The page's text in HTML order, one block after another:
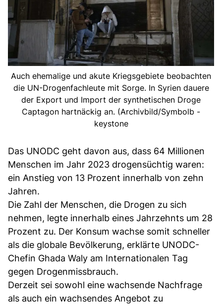
Auch ehemalige und akute Kriegsgebiete beobachten
die UN-Drogenfachleute mit Sorge. In Syrien dauere
der Export und Import der synthetischen Droge
Captagon hartnäckig an. (Archivbild/Symbolb -
keystone
Das UNODC geht davon aus, dass 64 Millionen
Menschen im Jahr 2023 drogensüchtig waren:
ein Anstieg von 13 Prozent innerhalb von zehn
Jahren.
Die Zahl der Menschen, die Drogen zu sich
nehmen, legte innerhalb eines Jahrzehnts um 28
Prozent zu. Der Konsum wachse somit schneller
als die globale Bevölkerung, erklärte UNODC-
Chefin Ghada Waly am Internationalen Tag
gegen Drogenmissbrauch.
Derzeit sei sowohl eine wachsende Nachfrage
als auch ein wachsendes Angebot zu